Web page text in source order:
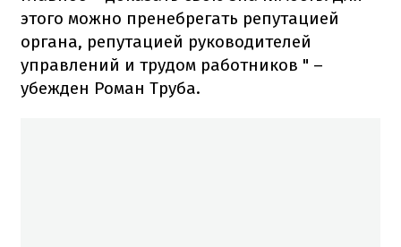
этого можно пренебрегать репутацией
органа, репутацией руководителей
управлений и трудом работников " –
убежден Роман Труба.